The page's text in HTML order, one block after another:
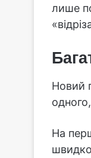
лише
Новий
На
швидко